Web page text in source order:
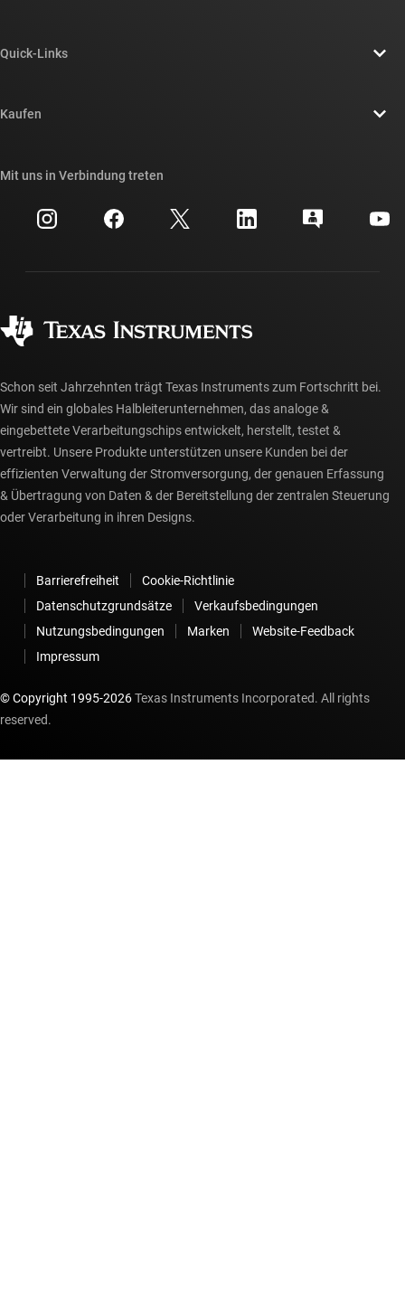
Newsroom
Investorenbeziehungen
Fertigung
Quick-Links
Querverweis-Suche
Kundensupportzentrum
myTI-Konto FAQs
Kaufen
Häufig gestellte Fragen zu Bestellungen
Mit uns in Verbindung treten
Schon seit Jahrzehnten trägt Texas Instruments zum Fortschritt bei.
Wir sind ein globales Halbleiterunternehmen, das analoge &
eingebettete Verarbeitungschips entwickelt, herstellt, testet &
vertreibt. Unsere Produkte unterstützen unsere Kunden bei der
effizienten Verwaltung der Stromversorgung, der genauen Erfassung
& Übertragung von Daten & der Bereitstellung der zentralen Steuerung
oder Verarbeitung in ihren Designs.
Barrierefreiheit
Cookie-Richtlinie
Datenschutzgrundsätze
Verkaufsbedingungen
Nutzungsbedingungen
Marken
Website-Feedback
Impressum
© Copyright 1995-2026Texas Instruments Incorporated. All rights
reserved.